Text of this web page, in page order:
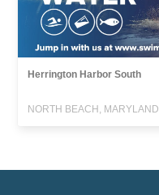
Herrington Harbor South
NORTH BEACH, MARYLAND